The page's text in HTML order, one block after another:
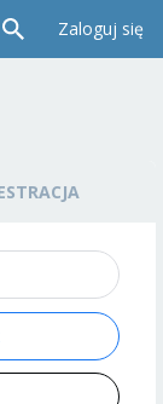
Zaloguj się